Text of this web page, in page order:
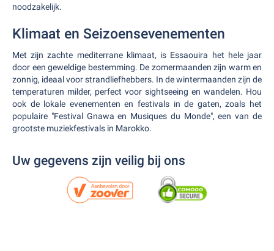
noodzakelijk.
Klimaat en Seizoensevenementen
Met zijn zachte mediterrane klimaat, is Essaouira het hele jaar
door een geweldige bestemming. De zomermaanden zijn warm en
zonnig, ideaal voor strandliefhebbers. In de wintermaanden zijn de
temperaturen milder, perfect voor sightseeing en wandelen. Hou
ook de lokale evenementen en festivals in de gaten, zoals het
populaire "Festival Gnawa en Musiques du Monde", een van de
grootste muziekfestivals in Marokko.
Uw gegevens zijn veilig bij ons